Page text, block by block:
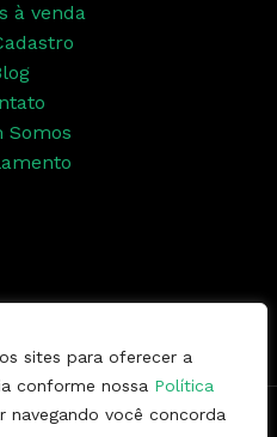
sites para oferecer a
conforme nossa Política
navegando você concorda
à venda
Somos